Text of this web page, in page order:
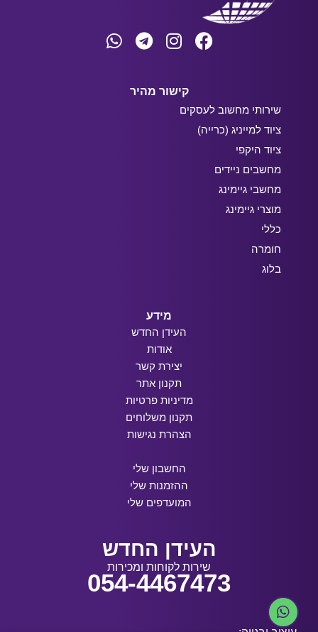
קישור מהיר
שירותי מחשוב לעסקים
ציוד למייניג (כרייה)
ציוד היקפי
מחשבים ניידים
מחשבי גיימינג
מוצרי גיימינג
כללי
חומרה
בלוג
מידע
העידן החדש
אודות
יצירת קשר
תקנון אתר
מדיניות פרטיות
תקנון משלוחים
הצהרת נגישות
החשבון שלי
ההזמנות שלי
המועדפים שלי
העידן החדש
שירות לקוחות ומכירות
054-4467473